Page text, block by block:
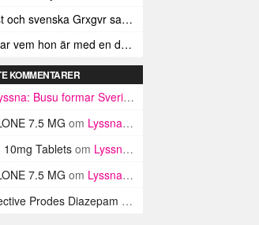
Rapparen Lil West och svenska Grxgvr samarbetar på den egensinniga bangern Lie To You
Lyssna: TO. bevisar vem hon är med en debut gjord för framtiden
KOMMENTARER
Busu formar Sveriges Blink-182 med sin nya pop-punk-rap-låt
7.5 MG om Lyssna: Busu formar Sveriges Blink-182 med sin nya pop-punk-rap-låt
10mg Tablets om Lyssna: Busu formar Sveriges Blink-182 med sin nya pop-punk-rap-låt
7.5 MG om Lyssna: Busu formar Sveriges Blink-182 med sin nya pop-punk-rap-låt
Buy The Most Effective Prodes Diazepam Tablets In UK